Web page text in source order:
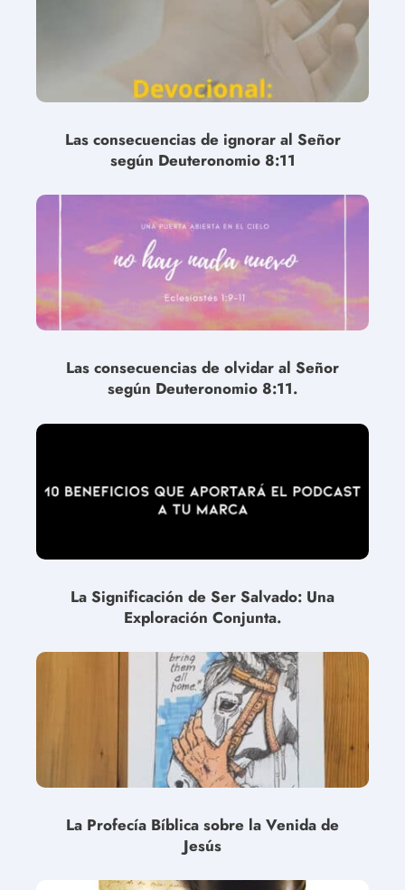
Las consecuencias de ignorar al Señor
según Deuteronomio 8:11
Las consecuencias de olvidar al Señor
según Deuteronomio 8:11.
La Significación de Ser Salvado: Una
Exploración Conjunta.
La Profecía Bíblica sobre la Venida de
Jesús